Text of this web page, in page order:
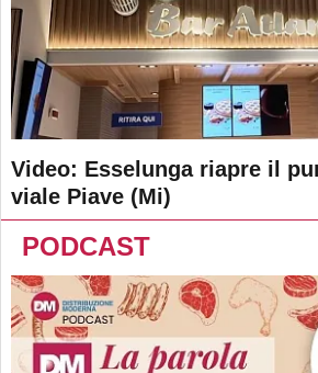
Video: Esselunga riapre il
viale Piave (Mi)
PODCAST